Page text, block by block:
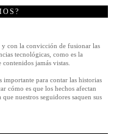
y con la convicción de fusionar las
tecnológicas, como es la
jamás vistas.
importante para contar las historias
cómo es que los hechos afectan
nuestros seguidores saquen sus